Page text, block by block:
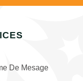
De Mesage